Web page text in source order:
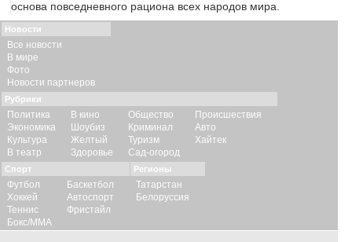
основа повседневного рациона всех народов мира.
Новости
Все новости
В мире
Фото
Новости партнеров
Рубрики
Политика
Экономика
Культура
В театр
В кино
Шоубиз
Желтый
Здоровье
Общество
Криминал
Туризм
Сад-огород
Происшествия
Авто
Хайтек
Спорт
Футбол
Хоккей
Теннис
Бокс/ММА
Баскетбол
Автоспорт
Фристайл
Регионы
Татарстан
Белоруссия